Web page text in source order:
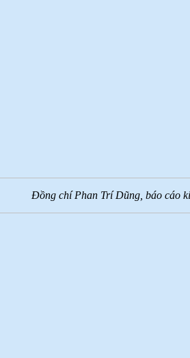
Đồng chí Phan Trí Dũng, báo cáo